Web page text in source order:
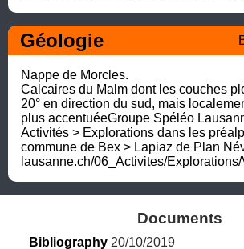
Géologie
Nappe de Morcles.
Calcaires du Malm dont les couches
20° en direction du sud, mais
plus accentuéeGroupe Spéléo
Activités > Explorations dans les
commune de Bex > Lapiaz de Plan
lausanne.ch/06_Activites/
Documents
Bibliography 20/10/2019